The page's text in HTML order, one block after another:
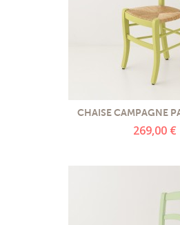
CHAISE CAMPAGNE
269,00 €